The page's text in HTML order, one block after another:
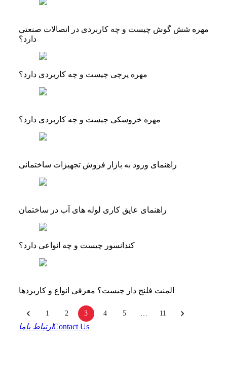
مهره شش گوش چیست و چه کاربردی در اتصالات صنعتی
دارد؟
مهره پرچی چیست و چه کاربردی دارد؟
مهره خروسکی چیست و چه کاربردی دارد؟
راهنمای ورود به بازار فروش تجهیزات ساختمانی
راهنمای عایق کاری لوله های آب در ساختمان
کندانسور چیست و چه انواعی دارد؟
المنت فلنج‌ دار چیست؟ معرفی انواع و کاربردها
1 2 3 4 5 11
ارتباط باماContact Us